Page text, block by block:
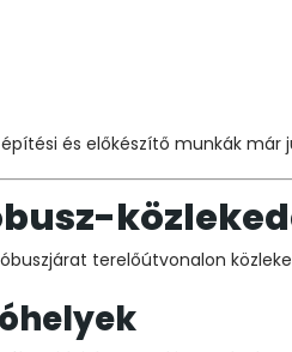
és előkészítő munkák
terelőútvonalon